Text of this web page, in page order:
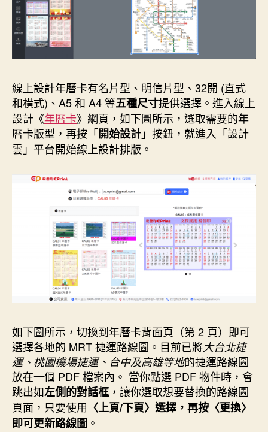
線上設計年曆卡有名片型、明信片型、32開 (直式
和橫式)、A5 和 A4 等五種尺寸提供選擇。進入線上
設計《年曆卡》網頁，如下圖所示，選取需要的年
曆卡版型，再按「開始設計」按鈕，就進入「設計
雲」平台開始線上設計排版。
如下圖所示，切換到年曆卡背面頁（第 2 頁）即可
選擇各地的 MRT 捷運路線圖。目前已將大台北捷
運、桃園機場捷運、台中及高雄等地的捷運路線圖
放在一個 PDF 檔案內。 當你點選 PDF 物件時，會
跳出如左側的對話框 ，讓你選取想要替換的路線圖
頁面，只要使用 〈上頁/下頁〉選擇，再按〈更換〉
即可更新路線圖 。